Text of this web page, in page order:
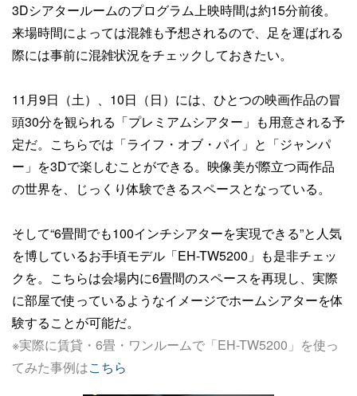
3Dシアタールームのプログラム上映時間は約15分前後。
来場時間によっては混雑も予想されるので、足を運ばれる
際には事前に混雑状況をチェックしておきたい。
11月9日（土）、10日（日）には、ひとつの映画作品の冒
頭30分を観られる「プレミアムシアター」も用意される予
定だ。こちらでは「ライフ・オブ・パイ」と「ジャンパ
ー」を3Dで楽しむことができる。映像美が際立つ両作品
の世界を、じっくり体験できるスペースとなっている。
そして“6畳間でも100インチシアターを実現できる”と人気
を博しているお手頃モデル「EH-TW5200」も是非チェッ
クを。こちらは会場内に6畳間のスペースを再現し、実際
に部屋で使っているようなイメージでホームシアターを体
験することが可能だ。
※実際に賃貸・6畳・ワンルームで「EH-TW5200」を使っ
てみた事例はこちら